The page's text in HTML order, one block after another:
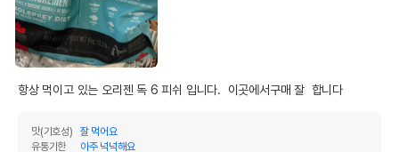
항상 먹이고 있는 오리젠 독 6 피쉬 입니다.  이곳에서구매 잘  합니다
맛(기호성)
잘 먹어요
유통기한
아주 넉넉해요